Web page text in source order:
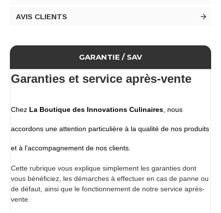
Hauteur 71 mm
En bambou
Lot de 6 tasses en grès et 6 sous tasses en bambou
AVIS CLIENTS
GARANTIE / SAV
Garanties et service après-vente
Chez La Boutique des Innovations Culinaires , nous
accordons une attention particulière à la qualité de nos produits
et à l'accompagnement de nos clients.
Cette rubrique vous explique simplement les garanties dont
vous bénéficiez, les démarches à effectuer en cas de panne ou
de défaut, ainsi que le fonctionnement de notre service après-
vente.